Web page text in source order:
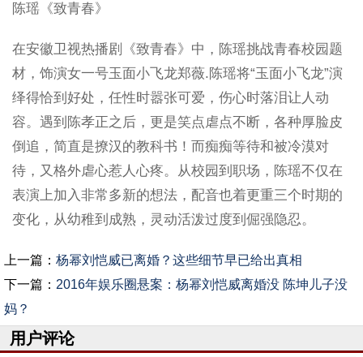
陈瑶《致青春》
在安徽卫视热播剧《致青春》中，陈瑶挑战青春校园题
材，饰演女一号玉面小飞龙郑薇.陈瑶将“玉面小飞龙”演
绎得恰到好处，任性时嚣张可爱，伤心时落泪让人动
容。遇到陈孝正之后，更是笑点虐点不断，各种厚脸皮
倒追，简直是撩汉的教科书！而痴痴等待和被冷漠对
待，又格外虐心惹人心疼。从校园到职场，陈瑶不仅在
表演上加入非常多新的想法，配音也着更重三个时期的
变化，从幼稚到成熟，灵动活泼过度到倔强隐忍。
上一篇： 杨幂刘恺威已离婚？这些细节早已给出真相
下一篇： 2016年娱乐圈悬案：杨幂刘恺威离婚没 陈坤儿子没
妈？
用户评论